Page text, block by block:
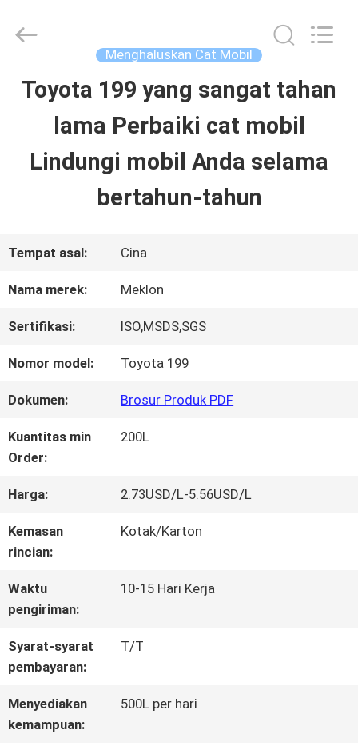
RUMAH
PRODUK
TENTANG
WISATA
PABRIK
KONTROL
KUALITAS
HUBUNGI
KAMI
BERITA
QUOTE
Chemical
Menghaluskan Cat Mobil
Toyota 199 yang sangat tahan
lama Perbaiki cat mobil
Lindungi mobil Anda selama
bertahun-tahun
Tempat asal: Cina
Nama merek: Meklon
Sertifikasi: ISO,MSDS,SGS
Nomor model: Toyota 199
Dokumen: Brosur Produk PDF
Kuantitas min
Order:
200L
Harga: 2.73USD/L-5.56USD/L
Kemasan
rincian:
Kotak/Karton
Waktu
pengiriman:
10-15 Hari Kerja
Syarat-syarat
pembayaran:
T/T
Menyediakan
kemampuan:
500L per hari